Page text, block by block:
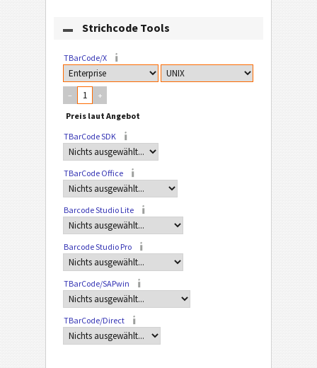
Strichcode Tools
TBarCode/X
– +
TBarCode SDK
TBarCode Office
Barcode Studio Lite
Barcode Studio Pro
TBarCode/SAPwin
TBarCode/Direct